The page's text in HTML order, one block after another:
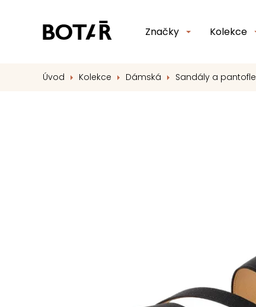
Značky Kolekce
Úvod Kolekce Dámská Sandály a pantofle